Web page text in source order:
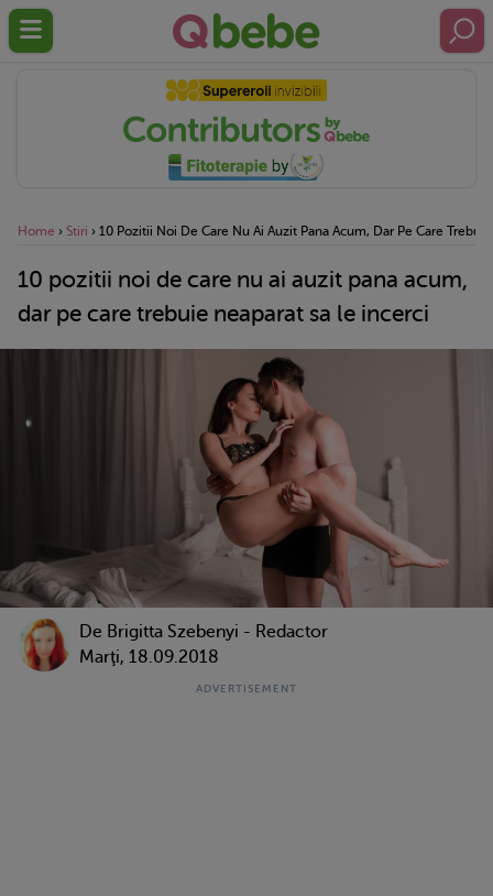
Home › Stiri › 10 Pozitii Noi De Care Nu Ai Auzit Pana Acum, Dar Pe Care
10 pozitii noi de care nu ai auzit pana acum,
dar pe care trebuie neaparat sa le incerci
De Brigitta Szebenyi - Redactor
Marţi, 18.09.2018